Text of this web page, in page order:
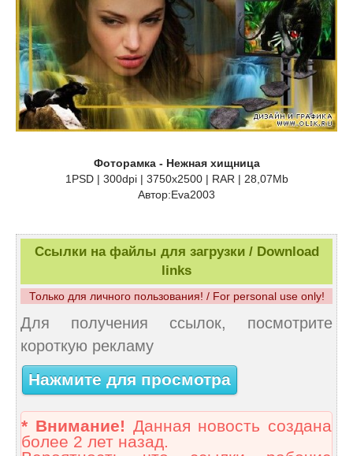
Фоторамка - Нежная хищница
1PSD | 300dpi | 3750x2500 | RAR | 28,07Mb
Автор:Eva2003
Ссылки на файлы для загрузки / Download
links
Только для личного пользования! / For personal use only!
Для получения ссылок, посмотрите
короткую рекламу
Нажмите для просмотра
* Внимание! Данная новость создана
более 2 лет назад.